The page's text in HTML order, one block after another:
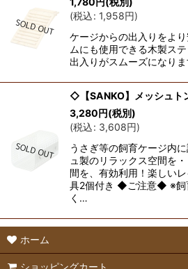
(税込: 1,958円)
ケージからの出入りをよ
ムにも使用できる木製ス
出入りがスムーズになりま
◇【SANKO】メッシュ
3,280円(税別)
(税込: 3,608円)
うさぎ等の飼育ケージ内
ュ製のリラックス空間を
間を、有効利用！楽しい
具2個付き ◆ご注意◆ ※飼
く…
ホーム
ショッピングカート